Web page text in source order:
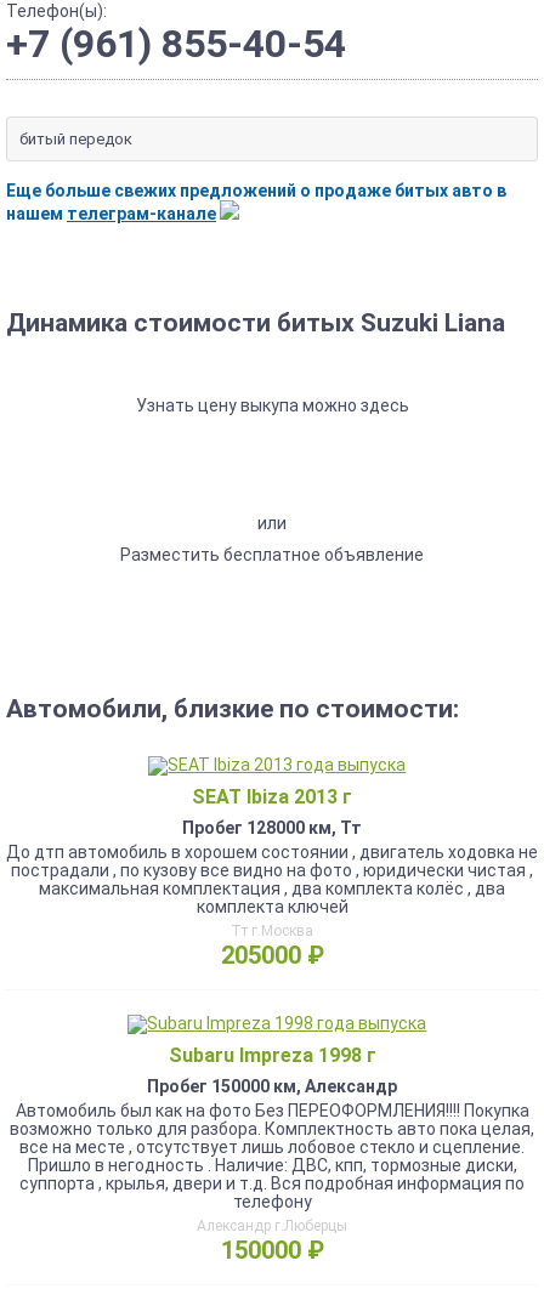
Телефон(ы):
+7 (961) 855-40-54
битый передок
Еще больше свежих предложений о продаже битых авто в
нашем телеграм-канале
Динамика стоимости битых Suzuki Liana
Узнать цену выкупа можно здесь
или
Разместить бесплатное объявление
Автомобили, близкие по стоимости:
SEAT Ibiza 2013 г
Пробег 128000 км, Тт
До дтп автомобиль в хорошем состоянии , двигатель ходовка не
пострадали , по кузову все видно на фото , юридически чистая ,
максимальная комплектация , два комплекта колёс , два
комплекта ключей
Тт г.Москва
205000 ₽
Subaru Impreza 1998 г
Пробег 150000 км, Александр
Автомобиль был как на фото Без ПЕРЕОФОРМЛЕНИЯ!!!! Покупка
возможно только для разбора. Комплектность авто пока целая,
все на месте , отсутствует лишь лобовое стекло и сцепление.
Пришло в негодность . Наличие: ДВС, кпп, тормозные диски,
суппорта , крылья, двери и т.д. Вся подробная информация по
телефону
Александр г.Люберцы
150000 ₽